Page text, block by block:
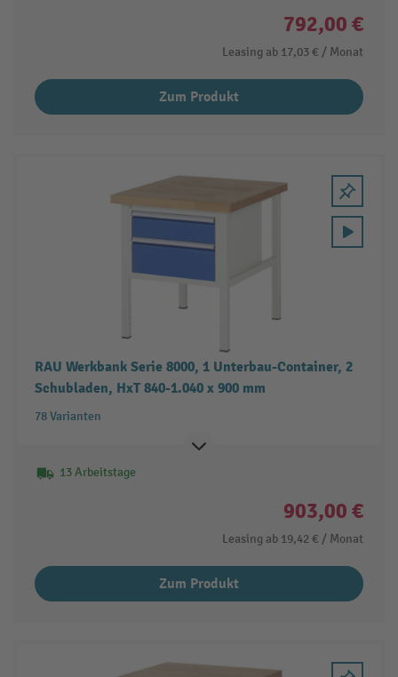
792,00 €
Leasing ab 17,03 € / Monat
Zum Produkt
RAU Werkbank Serie 8000, 1 Unterbau-Container, 2
Schubladen, HxT 840-1.040 x 900 mm
78 Varianten
13 Arbeitstage
903,00 €
Leasing ab 19,42 € / Monat
Zum Produkt